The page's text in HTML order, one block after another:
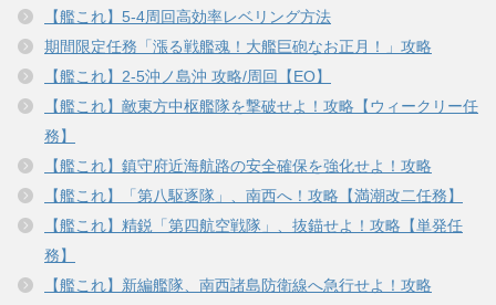
【艦これ】5-4周回高効率レベリング方法
期間限定任務「漲る戦艦魂！大艦巨砲なお正月！」攻略
【艦これ】2-5沖ノ島沖 攻略/周回【EO】
【艦これ】敵東方中枢艦隊を撃破せよ！攻略【ウィークリー任
務】
【艦これ】鎮守府近海航路の安全確保を強化せよ！攻略
【艦これ】「第八駆逐隊」、南西へ！攻略【満潮改二任務】
【艦これ】精鋭「第四航空戦隊」、抜錨せよ！攻略【単発任
務】
【艦これ】新編艦隊、南西諸島防衛線へ急行せよ！攻略